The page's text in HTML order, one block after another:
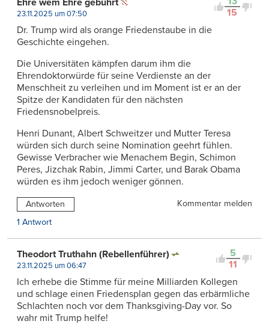
15
Ehre wem Ehre gebührt
23.11.2025 um 07:50
Dr. Trump wird als orange Friedenstaube in die
Geschichte eingehen.
Die Universitäten kämpfen darum ihm die
Ehrendoktorwürde für seine Verdienste an der
Menschheit zu verleihen und im Moment ist er an der
Spitze der Kandidaten für den nächsten
Friedensnobelpreis.
Henri Dunant, Albert Schweitzer und Mutter Teresa
würden sich durch seine Nomination geehrt fühlen.
Gewisse Verbracher wie Menachem Begin, Schimon
Peres, Jizchak Rabin, Jimmi Carter, und Barak Obama
würden es ihm jedoch weniger gönnen.
Antworten
Kommentar melden
1 Antwort
5
11
Theodort Truthahn (Rebellenführer)
23.11.2025 um 06:47
Ich erhebe die Stimme für meine Milliarden Kollegen
und schlage einen Friedensplan gegen das erbärmliche
Schlachten noch vor dem Thanksgiving-Day vor. So
wahr mit Trump helfe!